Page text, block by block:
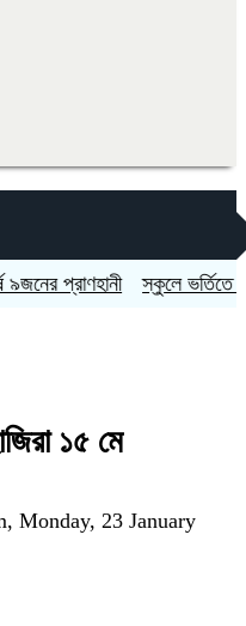
প্রাণহানী স্কুলে ভর্তিতে
১৫ মে
Monday, 23 January